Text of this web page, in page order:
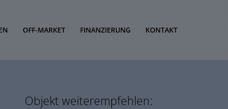
OFF-MARKET FINANZIERUNG KONTAKT
Objekt weiterempfehlen: